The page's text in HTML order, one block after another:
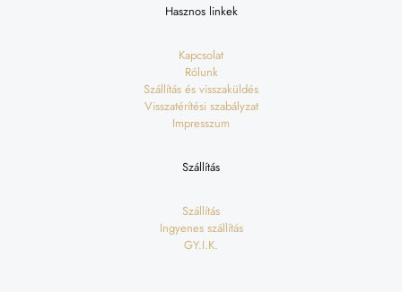
Hasznos linkek
Kapcsolat
Rólunk
Szállítás és visszaküldés
Visszatérítési szabályzat
Impresszum
Szállítás
Szállítás
Ingyenes szállítás
GY.I.K.